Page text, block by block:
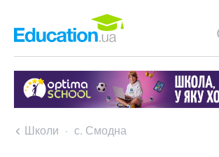
Школи с. Смодна